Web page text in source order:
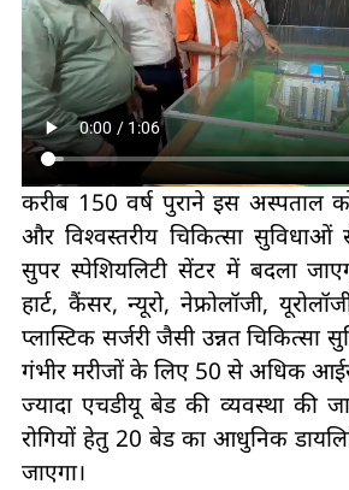
करीब 150 वर्ष पुराने इस
और विश्वस्तरीय चिकित्सा
सुपर स्पेशियलिटी सेंटर में बदला
हार्ट, कैंसर, न्यूरो, नेफ्रोलॉजी,
प्लास्टिक सर्जरी जैसी उन्नत चिकित्सा
गंभीर मरीजों के लिए 50 से अधिक
ज्यादा एचडीयू बेड की व्यवस्था की
रोगियों हेतु 20 बेड का आधुनिक
जाएगा।